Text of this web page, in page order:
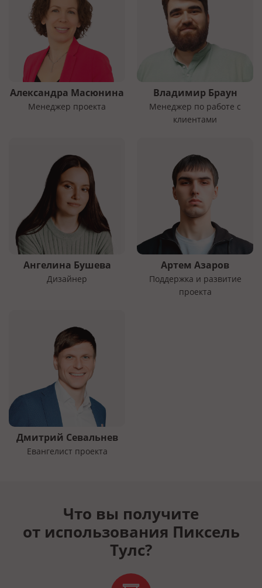
Александра Масюнина
Менеджер проекта
Владимир Браун
Менеджер по работе с
клиентами
Ангелина Бушева
Дизайнер
Артем Азаров
Поддержка и развитие
проекта
Дмитрий Севальнев
Евангелист проекта
Что вы получите
от использования Пиксель
Тулс?